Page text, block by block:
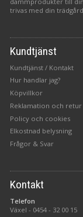
trivas med din
Kundtjänst
Kundtjänst / Kontakt
Hur handlar jag?
Köpvillkor
Reklamation och retur
Policy och cookies
Elkostnad belysning
Frågor & Svar
Kontakt
Telefon
Växel - 0454 - 32 00 15